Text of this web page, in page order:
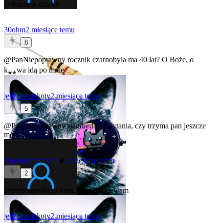
@Rzeznik dzięki!
30ohm2 miesiące temu
8
@PanNiepoprawny rocznik czarnobyla ma 40 lat? O Boże, o
k⁎⁎wa idą po mnie
jedzczarnekoty2 miesiące temu
5
@PanNiepoprawnystandardowe pytania, czy trzyma pan jeszcze
mocz?
PanNiepoprawny 2 miesiące temu
2
@jedzczarnekoty nom, a rano wylewam
jedzczarnekoty2 miesiące temu